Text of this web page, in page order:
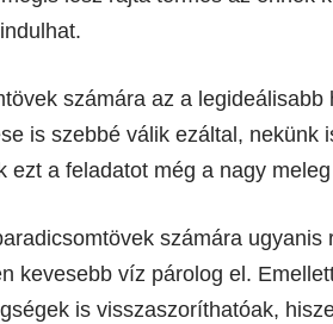
számára az a
is szebbé válik ezáltal, nekünk
ezt a feladatot még a nagy
számára
kevesebb víz párolog el.
is visszaszoríthatóak,